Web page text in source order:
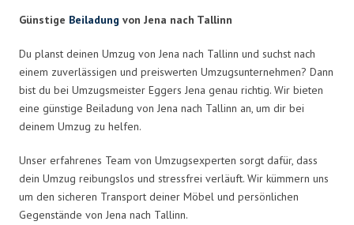
Günstige Beiladung von Jena nach Tallinn
Du planst deinen Umzug von Jena nach Tallinn und suchst nach
einem zuverlässigen und preiswerten Umzugsunternehmen? Dann
bist du bei Umzugsmeister Eggers Jena genau richtig. Wir bieten
eine günstige Beiladung von Jena nach Tallinn an, um dir bei
deinem Umzug zu helfen.
Unser erfahrenes Team von Umzugsexperten sorgt dafür, dass
dein Umzug reibungslos und stressfrei verläuft. Wir kümmern uns
um den sicheren Transport deiner Möbel und persönlichen
Gegenstände von Jena nach Tallinn.